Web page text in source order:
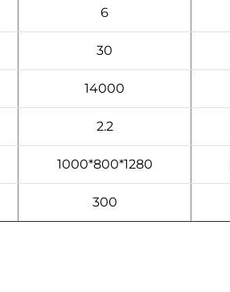
6
30
14000
2.2
1000*800*1280
300